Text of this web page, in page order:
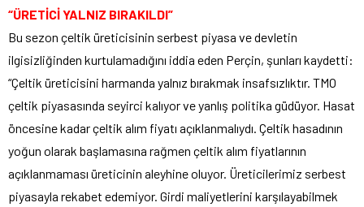
“ÜRETİCİ YALNIZ BIRAKILDI”
Bu sezon çeltik üreticisinin serbest piyasa ve devletin
ilgisizliğinden kurtulamadığını iddia eden Perçin, şunları kaydetti:
“Çeltik üreticisini harmanda yalnız bırakmak insafsızlıktır. TMO
çeltik piyasasında seyirci kalıyor ve yanlış politika güdüyor. Hasat
öncesine kadar çeltik alım fiyatı açıklanmalıydı. Çeltik hasadının
yoğun olarak başlamasına rağmen çeltik alım fiyatlarının
açıklanmaması üreticinin aleyhine oluyor. Üreticilerimiz serbest
piyasayla rekabet edemiyor. Girdi maliyetlerini karşılayabilmek